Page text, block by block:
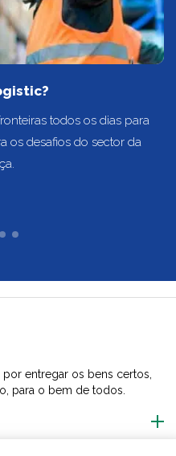
todos os dias para
os desafios do sector da
entregar os bens certos,
para o bem de todos.